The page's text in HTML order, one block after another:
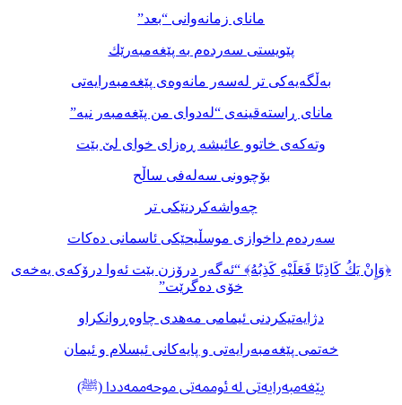
مانای زمانەوانی “بعد”
پێویستی سەردەم بە پێغەمبەرێك
بەڵگەیەكی تر لەسەر مانەوەی پێغەمبەرایەتی
مانای ڕاستەقینەی “لەدوای من پێغەمبەر نیە”
وتەكەی خاتوو عائیشە ڕەزای خوای لێ بێت
بۆچوونی سەلەفی ساڵح
چەواشەكردنێكی تر
سەردەم داخوازی موسڵیحێكی ئاسمانی دەكات
﴿وَإِنْ يَكُ كَاذِبًا فَعَلَيْهِ كَذِبُهُ﴾ “ئەگەر درۆزن بێت ئەوا درۆكەی یەخەی
خۆی دەگرێت”
دژایەتیكردنی ئیمامی مەهدی چاوەڕوانكراو
خەتمی پێغەمبەرایەتی و پایەكانی ئیسلام و ئیمان
پێغەمبەرایەتی لە ئوممەتی موحەممەددا (ﷺ)